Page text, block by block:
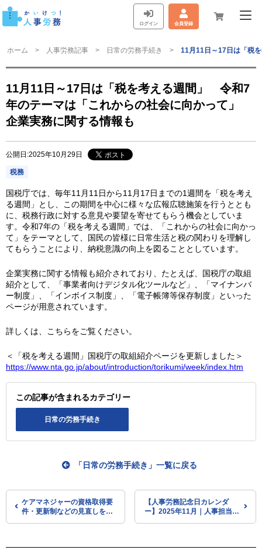
ログイン 会員登録
ホーム 人事労務記事 日常の労務手続き 11月11日～17日は「税
11月11日～17日は「税を考える週間」 令和7
年のテーマは「これからの社会に向かって」
企業実務に関する情報も
公開日:2025年10月29日
税務
国税庁では、毎年11月11日から11月17日までの1週間を「税を考え
る週間」とし、この期間を中心に様々な広報広聴施策を行うととも
に、税務行政に対する意見や要望を寄せてもらう機会としていま
す。令和7年の「税を考える週間」では、「これからの社会に向かっ
て」をテーマとして、国民の皆様に日常生活と税の関わりを理解し
てもらうことにより、納税意識の向上を図ることとしています。
企業実務に関する情報も紹介されており、たとえば、国税庁の取組
紹介として、「事業者向けデジタル化ツールなど」、「マイナンバ
ー制度」、「インボイス制度」、「電子帳簿等保存制度」といった
ページが用意されています。
詳しくは、こちらをご覧ください。
＜「税を考える週間」国税庁の取組紹介ページを更新しました＞
https://www.nta.go.jp/about/introduction/torikumi/week/index.htm
この記事が含まれるカテゴリー
日常の労務手続き
ケアマネジャーの資格取得要
件・更新制などの見直しを検
「日常の労務手続き」一覧に戻る
【人事労務記念日カレンダ
ー】2025年11月｜人事担当者